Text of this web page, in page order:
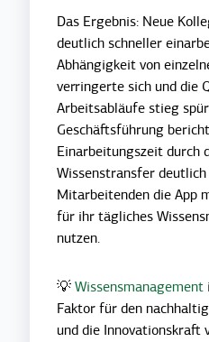
Das Ergebnis: Neue
deutlich schneller
Abhängigkeit von
verringerte sich und die
Arbeitsabläufe stieg
Geschäftsführung
Einarbeitungszeit durch
Wissenstransfer
Mitarbeitenden die App
für ihr tägliches
nutzen.
💡Wissensmanagement
Faktor für den
und die Innovationskraft